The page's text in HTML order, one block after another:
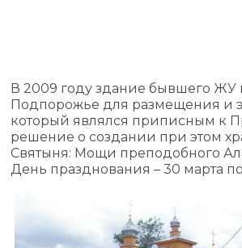
В 2009 году здание бывшего ЖУ
Подпорожье для размещения и
который являлся приписным к
решение о создании при этом
Святыня: Мощи преподобного
День празднования – 30 марта